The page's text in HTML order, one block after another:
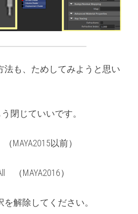
法も、ためしてみようと思い
閉じていいです。
MAYA2015以前）
（MAYA2016）
解除してください。